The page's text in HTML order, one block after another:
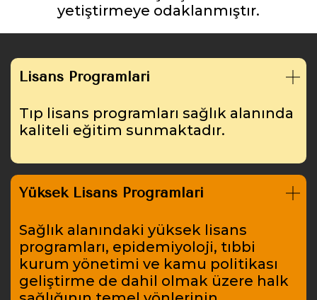
yetiştirmeye odaklanmıştır.
Lisans Programları
Tıp lisans programları sağlık alanında
kaliteli eğitim sunmaktadır.
Yüksek Lisans Programları
Sağlık alanındaki yüksek lisans
programları, epidemiyoloji, tıbbi
kurum yönetimi ve kamu politikası
geliştirme de dahil olmak üzere halk